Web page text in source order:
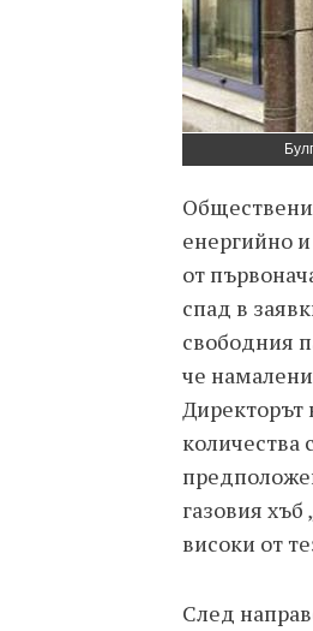
енергийно
от
спад в
свободния
че
Директорът
количества
газовия
високи от
След